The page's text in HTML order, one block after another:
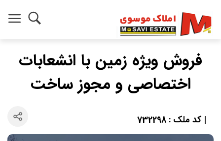
فروش ویژه زمین با انشعابات
اختصاصی و مجوز ساخت
| کد ملک : 732298